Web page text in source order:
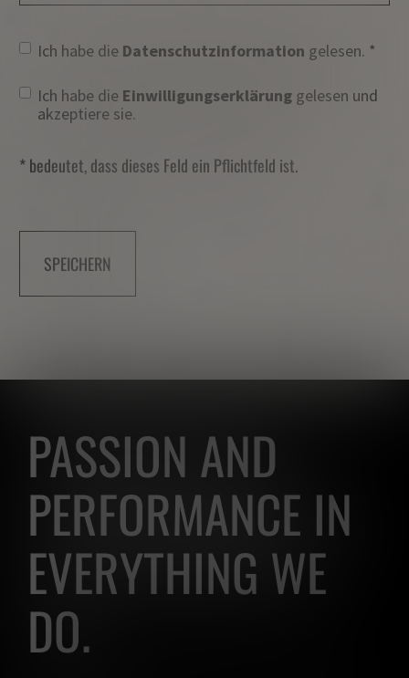
Ich habe die Datenschutzinformation gelesen.
Ich habe die Einwilligungserklärung gelesen und
akzeptiere sie.
* bedeutet, dass dieses Feld ein Pflichtfeld ist.
SPEICHERN
PASSION AND
PERFORMANCE IN
EVERYTHING WE
DO.